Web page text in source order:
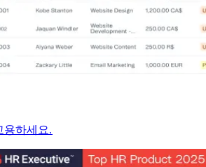
용하세요.​​